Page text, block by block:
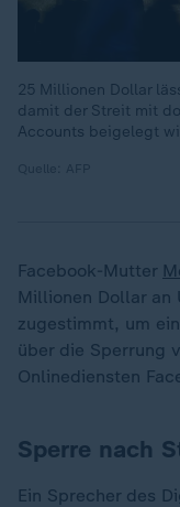
25 Millionen Dollar
damit der Streit mit
Accounts beigelegt
Facebook-Mutter
Millionen Dollar an
zugestimmt, um
über die Sperrung
Onlinediensten
Sperre nach
Ein Sprecher des